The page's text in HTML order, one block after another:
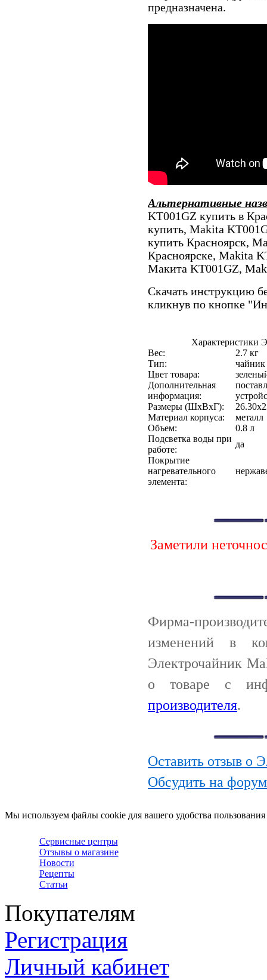
предназначена.
Альтернативные
KT001GZ купить в
купить, Makita
купить Красноярск,
Красноярске, Makita
Макита KT001GZ,
Скачать инструкцию
кликнув по кнопке
Характеристики
Вес:
2.7 кг
Тип:
чайник
Цвет товара:
Дополнительная
информация:
Размеры (ШхВхГ):
Материал корпуса:
металл
Объем:
0.8 л
Подсветка воды при
работе:
да
Покрытие
нагревательного
элемента:
Заметили
Фирма-
изменений в
Электрочайник
о товаре с
производителя.
Оставить отзыв о
Обсудить на
Мы используем файлы cookie для вашего удобства
Сервисные центры
Отзывы о магазине
Новости
Рецепты
Статьи
Покупателям
Регистрация
Личный кабинет